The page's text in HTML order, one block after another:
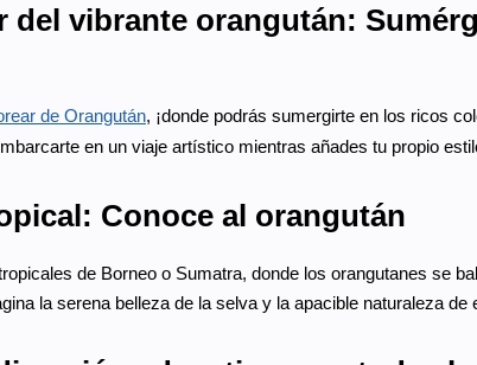
del vibrante orangután:
de Orangután, ¡donde podrás sumergirte en los ricos
en un viaje artístico mientras añades tu propio
Conoce al orangután
de Borneo o Sumatra, donde los orangutanes se
la serena belleza de la selva y la apacible naturaleza